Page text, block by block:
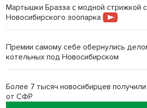
Мартышки Бразза с модной стрижкой
Новосибирского зоопарка
Премии самому себе обернулись
котельных под Новосибирском
Более 7 тысяч новосибирцев получили
от СФР